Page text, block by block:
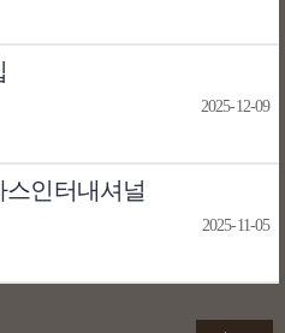
2025-12-09
스인터내셔널
2025-11-05